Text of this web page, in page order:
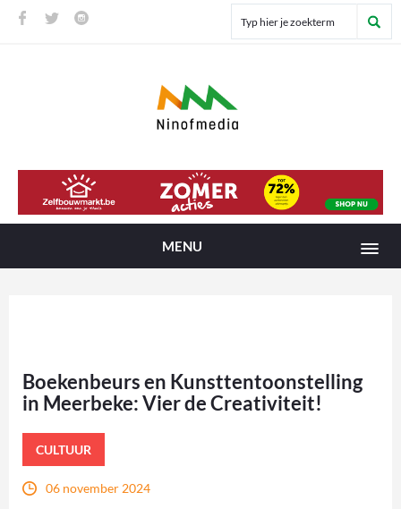
MENU
Boekenbeurs en Kunsttentoonstelling
in Meerbeke: Vier de Creativiteit!
CULTUUR
06 november 2024